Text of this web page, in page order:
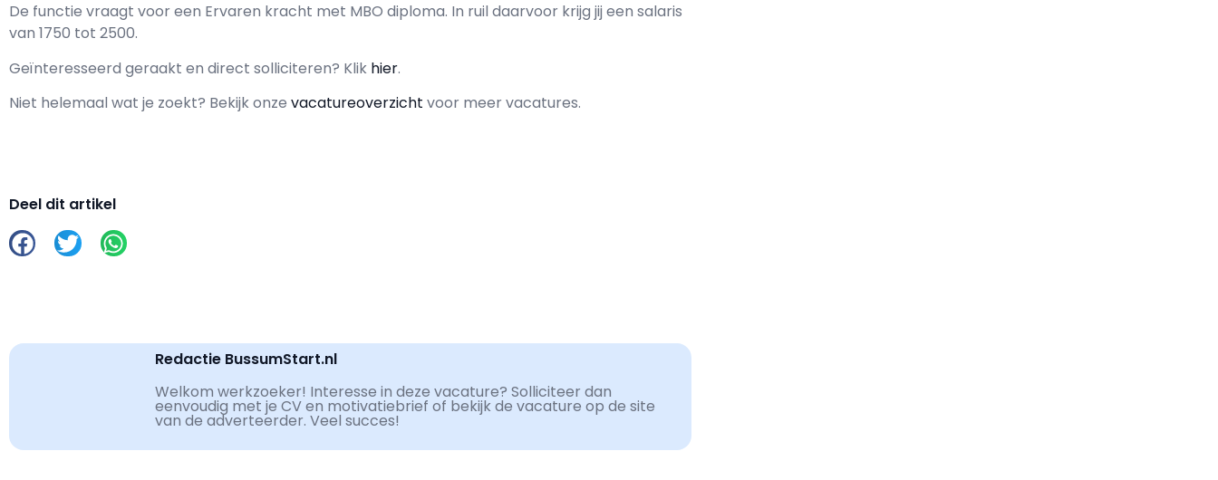
De functie vraagt voor een Ervaren kracht met MBO diploma. In ruil daarvoor krijg jij een salaris
van 1750 tot 2500.
Geïnteresseerd geraakt en direct solliciteren? Klik hier.
Niet helemaal wat je zoekt? Bekijk onze vacatureoverzicht voor meer vacatures.
Deel dit artikel
Redactie BussumStart.nl
Welkom werkzoeker! Interesse in deze vacature? Solliciteer dan
eenvoudig met je CV en motivatiebrief of bekijk de vacature op de site
van de adverteerder. Veel succes!